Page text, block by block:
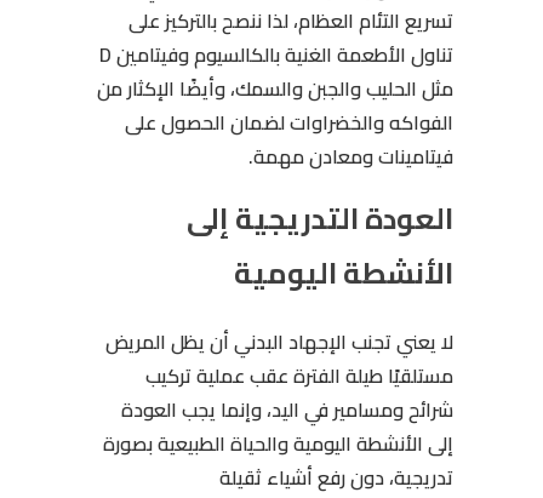
تسريع التئام العظام، لذا ننصح بالتركيز على
تناول الأطعمة الغنية بالكالسيوم وفيتامين D
مثل الحليب والجبن والسمك، وأيضًا الإكثار من
الفواكه والخضراوات لضمان الحصول على
فيتامينات ومعادن مهمة.
العودة التدريجية إلى
الأنشطة اليومية
لا يعني تجنب الإجهاد البدني أن يظل المريض
مستلقيًا طيلة الفترة عقب عملية تركيب
شرائح ومسامير في اليد، وإنما يجب العودة
إلى الأنشطة اليومية والحياة الطبيعية بصورة
تدريجية، دون رفع أشياء ثقيلة